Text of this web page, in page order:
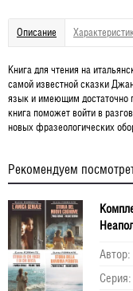
Описание
Книга для чтения на
самой известной сказки
язык и имеющим достаточно
книга поможет войти в
новых фразеологических
Рекомендуем
Автор:
Серия: